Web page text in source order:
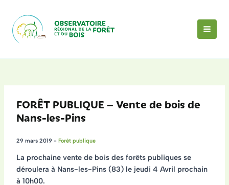
contenu
FORÊT PUBLIQUE – Vente de bois de
Nans-les-Pins
29 mars 2019 - Forêt publique
La prochaine vente de bois des forêts publiques se
déroulera à Nans-les-Pins (83) le jeudi 4 Avril prochain
à 10h00.